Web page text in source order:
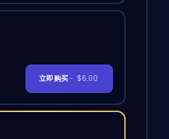
立即购买- $6.00